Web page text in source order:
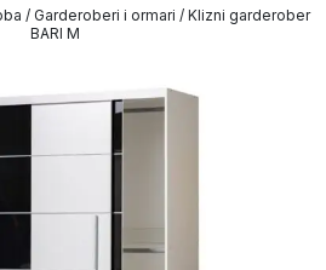
/ Garderoberi i ormari / Klizni garderober
BARI M